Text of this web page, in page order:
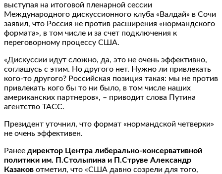
выступая на итоговой пленарной сессии
Международного дискуссионного клуба «Валдай» в Сочи
заявил, что Россия не против расширения «нормандского
формата», в том числе и за счет подключения к
переговорному процессу США.
«Дискуссии идут сложно, да, это не очень эффективно,
соглашусь с этим. Но другого нет. Нужно ли привлекать
кого-то другого? Российская позиция такая: мы не против
привлекать кого бы то ни было, в том числе наших
американских партнеров», – приводит слова Путина
агентство ТАСС.
Президент уточнил, что формат «нормандской четверки»
не очень эффективен.
Ранее директор Центра либерально-консервативной
политики им. П.Столыпина и П.Струве Александр
Казаков отметил, что «США давно созрели для того,